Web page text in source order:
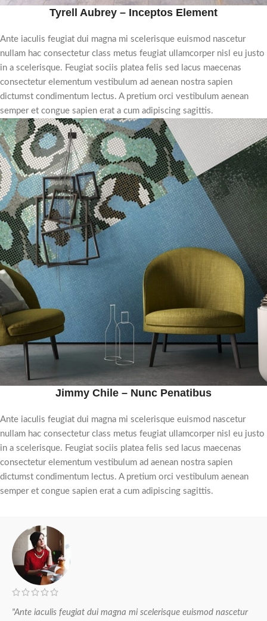
Tyrell Aubrey – Inceptos Element
Ante iaculis feugiat dui magna mi scelerisque euismod nascetur
nullam hac consectetur class metus feugiat ullamcorper nisl eu justo
in a scelerisque. Feugiat sociis platea felis sed lacus maecenas
consectetur elementum vestibulum ad aenean nostra sapien
dictumst condimentum lectus. A pretium orci vestibulum aenean
semper et congue sapien erat a cum adipiscing sagittis.
Jimmy Chile – Nunc Penatibus
Ante iaculis feugiat dui magna mi scelerisque euismod nascetur
nullam hac consectetur class metus feugiat ullamcorper nisl eu justo
in a scelerisque. Feugiat sociis platea felis sed lacus maecenas
consectetur elementum vestibulum ad aenean nostra sapien
dictumst condimentum lectus. A pretium orci vestibulum aenean
semper et congue sapien erat a cum adipiscing sagittis.
"Ante iaculis feugiat dui magna mi scelerisque euismod nascetur